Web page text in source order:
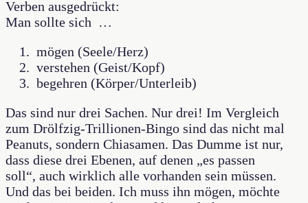
Verben ausgedrückt:
Man sollte sich …
mögen (Seele/Herz)
verstehen (Geist/Kopf)
begehren (Körper/Unterleib)
Das sind nur drei Sachen. Nur drei! Im Vergleich
zum Drölfzig-Trillionen-Bingo sind das nicht mal
Peanuts, sondern Chiasamen. Das Dumme ist nur,
dass diese drei Ebenen, auf denen „es passen
soll“, auch wirklich alle vorhanden sein müssen.
Und das bei beiden. Ich muss ihn mögen, möchte